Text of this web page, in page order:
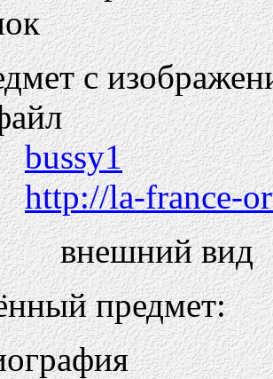
с
bussy1
http://la-france-
внешний вид
предмет: